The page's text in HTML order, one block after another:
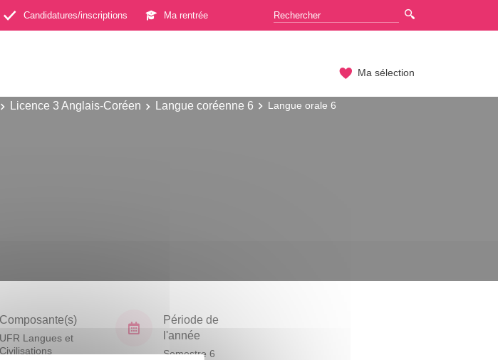
Candidatures/inscriptions Ma rentrée
Ma sélection
Licence 3 Anglais-Coréen Langue coréenne 6 Langue orale 6
Composante(s)
UFR Langues et
Civilisations
Période de
l'année
Semestre 6